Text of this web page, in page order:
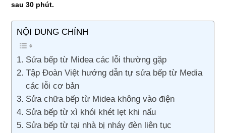
sau 30 phút.
NỘI DUNG CHÍNH
Sửa bếp từ Midea các lỗi thường gặp
Tập Đoàn Việt hướng dẫn tự sửa bếp từ Media
các lỗi cơ bản
Sửa chữa bếp từ Midea không vào điện
Sửa bếp từ xì khói khét lẹt khi nấu
Sửa bếp từ tại nhà bị nháy đèn liên tục